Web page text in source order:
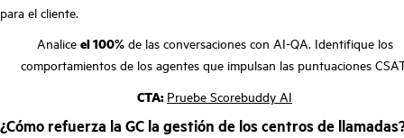
para el cliente.
Analice el 100%de las conversaciones con AI-QA. Identifique los
comportamientos de los agentes que impulsan las puntuaciones
CTA: Pruebe Scorebuddy AI
¿Cómo refuerza la GC la gestión de los centros de